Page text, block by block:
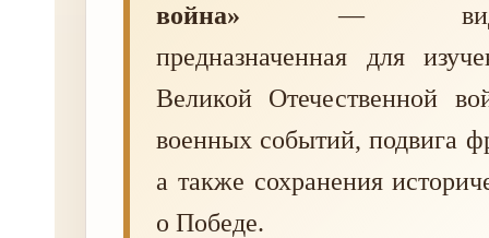
война» —
предназначенная для
Великой Отечественной
военных событий, подвига
а также сохранения
о Победе.